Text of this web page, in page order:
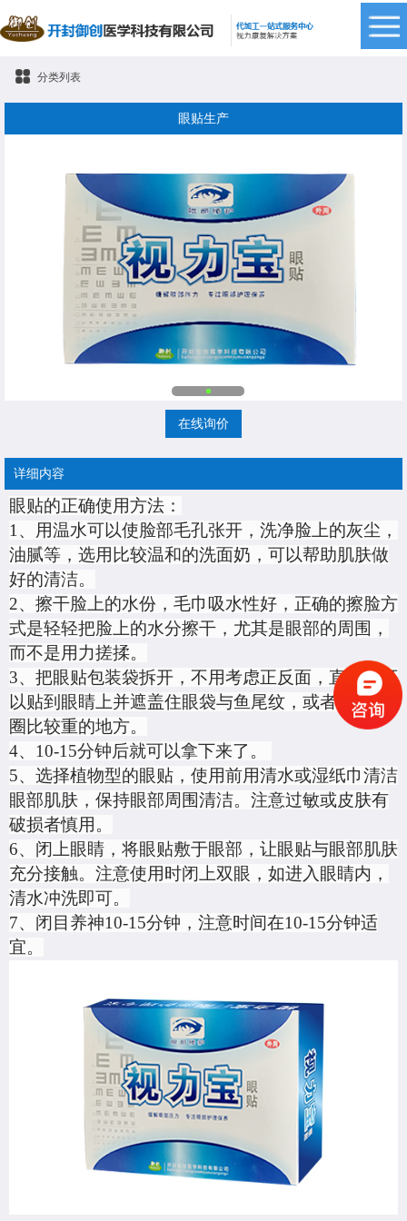
分类列表
眼贴生产
在线询价
详细内容
眼贴的正确使用方法：
1、 用温水可以使脸部毛孔张开，洗净脸上的灰尘，
油腻等，选用比较温和的洗面奶，可以帮助肌肤做
好的清洁。
2、 擦干脸上的水份，毛巾吸水性好，正确的擦脸方
式是轻轻把脸上的水分擦干，尤其是眼部的周围，
而不是用力搓揉。
3、 把眼贴包装袋拆开，不用考虑正反面，直接就可
以贴到眼睛上并遮盖住眼袋与鱼尾纹，或者有黑眼
圈比较重的地方。
4、 10-15分钟后就可以拿下来了。
5、 选择植物型的眼贴，使用前用清水或湿纸巾清洁
眼部肌肤，保持眼部周围清洁。注意过敏或皮肤有
破损者慎用。
6、 闭上眼睛，将眼贴敷于眼部，让眼贴与眼部肌肤
充分接触。注意使用时闭上双眼，如进入眼睛内，
清水冲洗即可。
7、 闭目养神10-15分钟，注意时间在10-15分钟适
宜。